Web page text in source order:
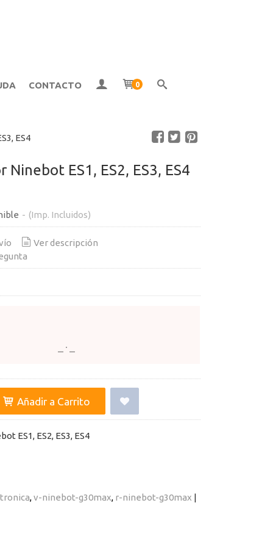
CONTACTO 0
ES4
Ninebot ES1, ES2, ES3, ES4
- (Imp. Incluidos)
Ver descripción
Añadir a Carrito
ES1, ES2, ES3, ES4
v-ninebot-g30max r-ninebot-g30max |